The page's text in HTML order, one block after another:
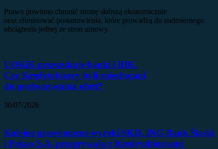
Prawo powinno chronić stronę słabszą ekonomicznie
oraz eliminować postanowienia, które prowadzą do nadmiernego
obciążenia jednej ze stron umowy.
UOKiK przeszukuje banki i BIK.
Czy Kredytobiorcy byli zniechęcani
do porównywania ofert?
30/07/2026
Kolejne prawomocne wyroki SKD. ING Bank Śląski
i Pekao S.A. przegrywają z Kredytobiorcami